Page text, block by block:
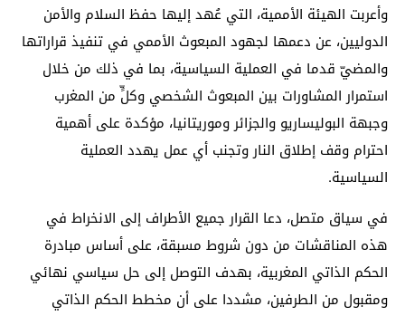
وأعربت الهيئة الأممية، التي عُهد إليها حفظ السلام والأمن
الدوليين، عن دعمها لجهود المبعوث الأممي في تنفيذ قراراتها
والمضيّ قدما في العملية السياسية، بما في ذلك من خلال
استمرار المشاورات بين المبعوث الشخصي وكلٍّ من المغرب
وجبهة البوليساريو والجزائر وموريتانيا، مؤكدة على أهمية
احترام وقف إطلاق النار وتجنب أي عمل يهدد العملية
السياسية.
في سياق متصل، دعا القرار جميع الأطراف إلى الانخراط في
هذه المناقشات من دون شروط مسبقة، على أساس مبادرة
الحكم الذاتي المغربية، بهدف التوصل إلى حل سياسي نهائي
ومقبول من الطرفين، مشددا على أن مخطط الحكم الذاتي